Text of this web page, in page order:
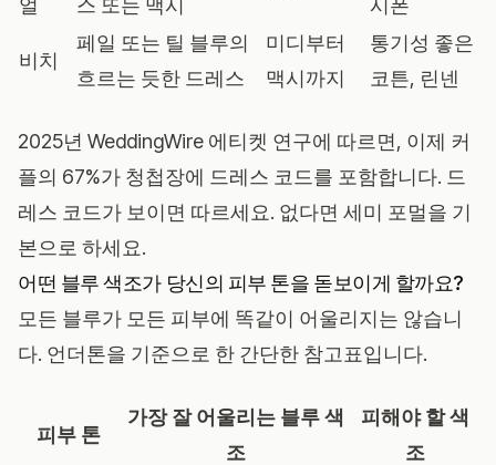
얼
스 또는 맥시
시폰
비치
페일 또는 틸 블루의
흐르는 듯한 드레스
미디부터
맥시까지
통기성 좋은
코튼, 린넨
2025년 WeddingWire 에티켓 연구에 따르면, 이제 커
플의 67%가 청첩장에 드레스 코드를 포함합니다. 드
레스 코드가 보이면 따르세요. 없다면 세미 포멀을 기
본으로 하세요.
어떤 블루 색조가 당신의 피부 톤을 돋보이게 할까요?
모든 블루가 모든 피부에 똑같이 어울리지는 않습니
다. 언더톤을 기준으로 한 간단한 참고표입니다.
피부 톤
가장 잘 어울리는 블루 색
조
피해야 할 색
조